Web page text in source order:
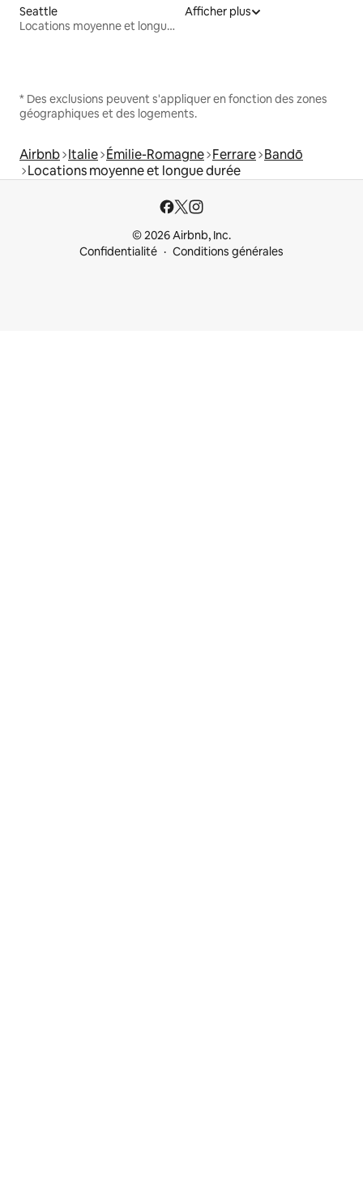
Seattle
Locations moyenne et longue durée
Afficher plus
* Des exclusions peuvent s'appliquer en fonction des zones
géographiques et des logements.
Airbnb Italie Émilie-Romagne Ferrare Bandō
Locations moyenne et longue durée
© 2026 Airbnb, Inc.
Confidentialité
Conditions générales